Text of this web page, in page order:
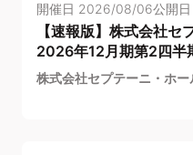
開催日 2026/08/06公開日
【速報版】株式会社
2026年12月期第2四半
株式会社セプテーニ・ホー